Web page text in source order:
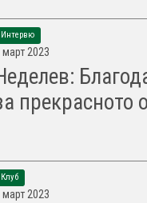
Интервю
март 2023
прекрасното
Клуб
март 2023